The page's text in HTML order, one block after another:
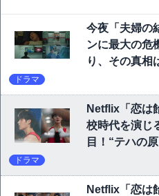
今夜「夫婦の
ンに最大の危
り、その真相
ドラマ
Netflix「恋は
校時代を演じ
目！“テハの
ドラマ
Netflix「恋は